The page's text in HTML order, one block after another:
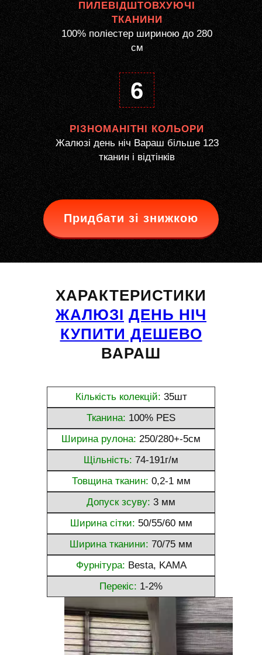
ПИЛЕВІДШТОВХУЮЧІ
ТКАНИНИ
100% поліестер шириною до 280
см
6
РІЗНОМАНІТНІ КОЛЬОРИ
Жалюзі день ніч Вараш більше 123
тканин і відтінків
Придбати зі знижкою
ХАРАКТЕРИСТИКИ
ЖАЛЮЗІ ДЕНЬ НІЧ
КУПИТИ ДЕШЕВО
ВАРАШ
Кількість колекцій: 35шт
Тканина: 100% PES
Ширина рулона: 250/280+-5см
Щільність: 74-191г/м
Товщина тканин: 0,2-1 мм
Допуск зсуву: 3 мм
Ширина сітки: 50/55/60 мм
Ширина тканини: 70/75 мм
Фурнітура: Besta, KAMA
Перекіс: 1-2%